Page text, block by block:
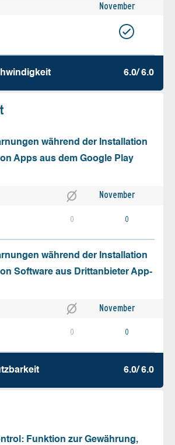
November
6.0/ 6.0
während der Installation
Apps aus dem Google Play
November
0 0
während der Installation
Software aus Drittanbieter App-
November
0 0
6.0/ 6.0
Funktion zur Gewährung,